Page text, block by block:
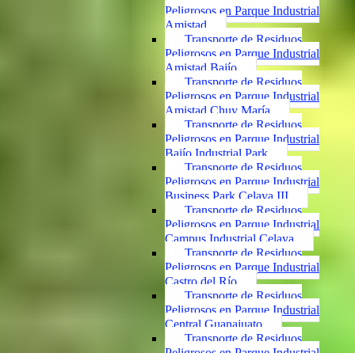
Peligrosos en Parque Industrial
Amistad
Transporte de Residuos
Peligrosos en Parque Industrial
Amistad Bajío
Transporte de Residuos
Peligrosos en Parque Industrial
Amistad Chuy María
Transporte de Residuos
Peligrosos en Parque Industrial
Bajío Industrial Park
Transporte de Residuos
Peligrosos en Parque Industrial
Business Park Celaya III
Transporte de Residuos
Peligrosos en Parque Industrial
Campus Industrial Celaya
Transporte de Residuos
Peligrosos en Parque Industrial
Castro del Río
Transporte de Residuos
Peligrosos en Parque Industrial
Central Guanajuato
Transporte de Residuos